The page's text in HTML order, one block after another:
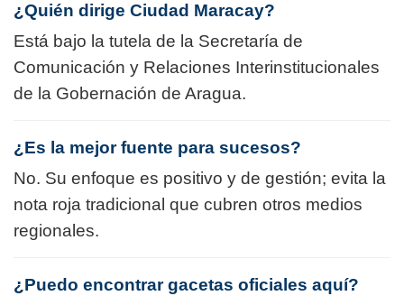
¿Quién dirige Ciudad Maracay?
Está bajo la tutela de la Secretaría de
Comunicación y Relaciones Interinstitucionales
de la Gobernación de Aragua.
¿Es la mejor fuente para sucesos?
No. Su enfoque es positivo y de gestión; evita la
nota roja tradicional que cubren otros medios
regionales.
¿Puedo encontrar gacetas oficiales aquí?